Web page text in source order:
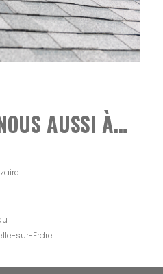
AUSSI À…
sur-Erdre